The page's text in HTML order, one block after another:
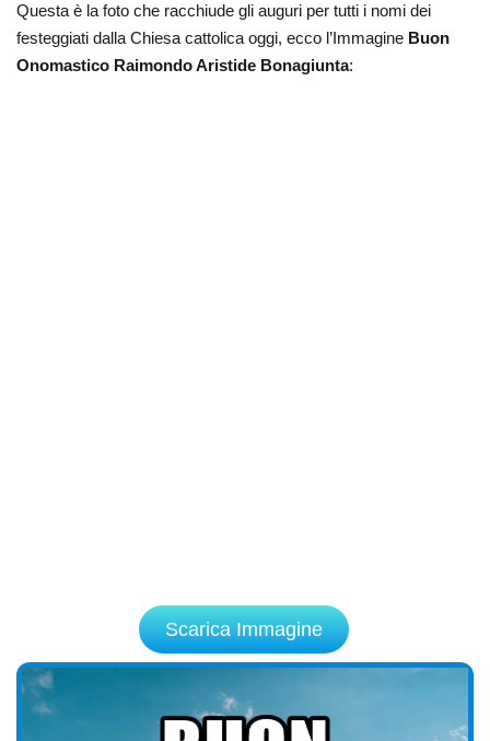
Questa è la foto che racchiude gli auguri per tutti i nomi dei
festeggiati dalla Chiesa cattolica oggi, ecco l’Immagine Buon
Onomastico Raimondo Aristide Bonagiunta:
Scarica Immagine